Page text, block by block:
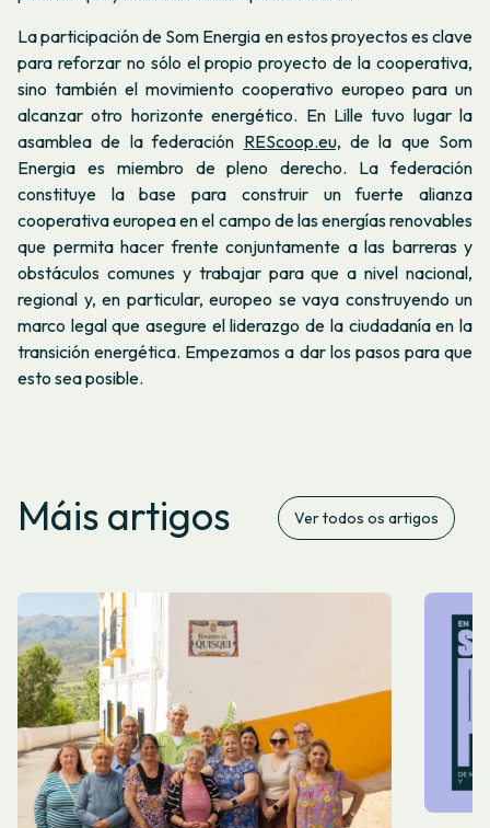
La participación de Som Energia en estos proyectos es clave
para reforzar no sólo el propio proyecto de la cooperativa,
sino también el movimiento cooperativo europeo para un
alcanzar otro horizonte energético. En Lille tuvo lugar la
asamblea de la federación REScoop.eu, de la que Som
Energia es miembro de pleno derecho. La federación
constituye la base para construir un fuerte alianza
cooperativa europea en el campo de las energías renovables
que permita hacer frente conjuntamente a las barreras y
obstáculos comunes y trabajar para que a nivel nacional,
regional y, en particular, europeo se vaya construyendo un
marco legal que asegure el liderazgo de la ciudadanía en la
transición energética. Empezamos a dar los pasos para que
esto sea posible.
Máis artigos Ver todos os artigos